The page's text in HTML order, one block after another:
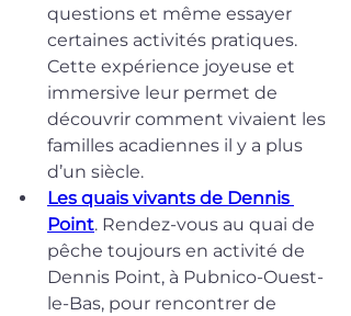
questions et même essayer
certaines activités pratiques.
Cette expérience joyeuse et
immersive leur permet de
découvrir comment vivaient les
familles acadiennes il y a plus
d’un siècle.
Les quais vivants de Dennis
Point. Rendez-vous au quai de
pêche toujours en activité de
Dennis Point, à Pubnico-Ouest-
le-Bas, pour rencontrer de